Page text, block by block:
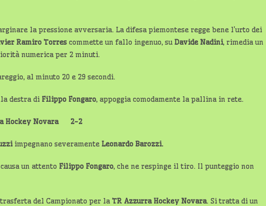
la pressione avversaria. La difesa piemontese regge bene l’urto dei
Ramiro Torres commette un fallo ingenuo, su Davide Nadini, rimedia un
numerica per 2 minuti.
al minuto 20 e 29 secondi.
destra di Filippo Fongaro, appoggia comodamente la pallina in rete.
Hockey Novara 2-2
impegnano severamente Leonardo Barozzi.
un attento Filippo Fongaro, che ne respinge il tiro. Il punteggio non
trasferta del Campionato per la TR Azzurra Hockey Novara. Si tratta di un